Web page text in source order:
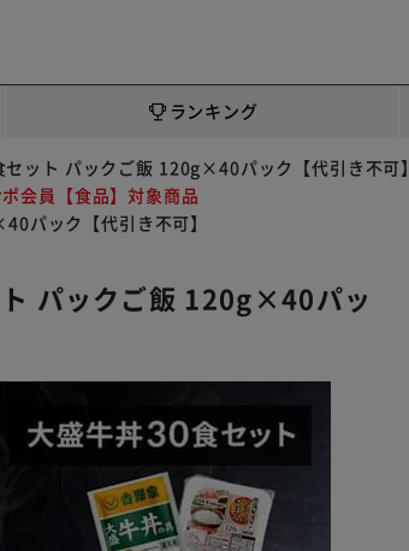
ランキング
ット パックご飯 120g×40パック【代引き不可】
会員【食品】対象商品
パック【代引き不可】
パックご飯 120g×40パッ